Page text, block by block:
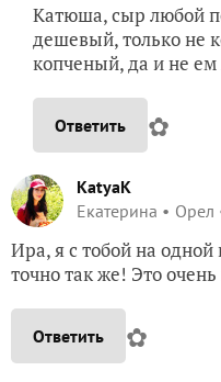
Катюша, сыр любой
дешевый, только не
копченый, да и не ем
Ответить ✿
KatyaK
Екатерина
Орел
Ира, я с тобой на одной
точно так же! Это
Ответить ✿